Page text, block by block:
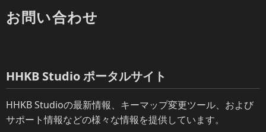
お問い合わせ
HHKB Studio ポータルサイト
HHKB Studioの最新情報、キーマップ変更ツール、および
サポート情報などの様々な情報を提供しています。